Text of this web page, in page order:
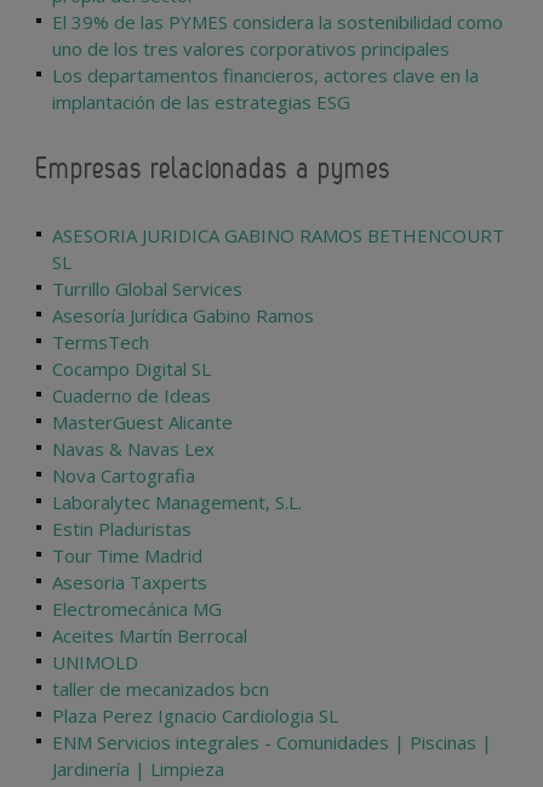
El 39% de las PYMES considera la sostenibilidad como
uno de los tres valores corporativos principales
Los departamentos financieros, actores clave en la
implantación de las estrategias ESG
Empresas relacionadas a pymes
ASESORIA JURIDICA GABINO RAMOS BETHENCOURT
SL
Turrillo Global Services
Asesoría Jurídica Gabino Ramos
TermsTech
Cocampo Digital SL
Cuaderno de Ideas
MasterGuest Alicante
Navas & Navas Lex
Nova Cartografia
Laboralytec Management, S.L.
Estin Pladuristas
Tour Time Madrid
Asesoria Taxperts
Electromecánica MG
Aceites Martín Berrocal
UNIMOLD
taller de mecanizados bcn
Plaza Perez Ignacio Cardiologia SL
ENM Servicios integrales - Comunidades | Piscinas |
Jardinería | Limpieza